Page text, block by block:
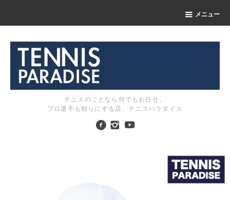
メニュー
テニスのことなら何でもお任せ。
プロ選手も頼りにする店、テニスパラダイス